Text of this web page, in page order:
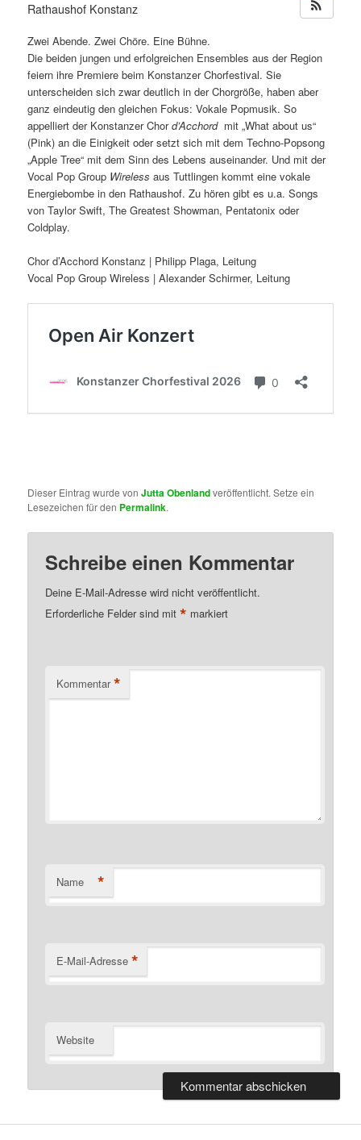
Rathaushof Konstanz
Zwei Abende. Zwei Chöre. Eine Bühne.
Die beiden jungen und erfolgreichen Ensembles aus der Region
feiern ihre Premiere beim Konstanzer Chorfestival. Sie
unterscheiden sich zwar deutlich in der Chorgröße, haben aber
ganz eindeutig den gleichen Fokus: Vokale Popmusik. So
appelliert der Konstanzer Chord’Acchordmit „What about us“
(Pink) an die Einigkeit oder setzt sich mit dem Techno-Popsong
„Apple Tree“ mit dem Sinn des Lebens auseinander. Und mit der
Vocal Pop Group Wirelessaus Tuttlingen kommt eine vokale
Energiebombe in den Rathaushof. Zu hören gibt es u.a. Songs
von Taylor Swift, The Greatest Showman, Pentatonix oder
Coldplay.
Chor d’Acchord Konstanz | Philipp Plaga, Leitung
Vocal Pop Group Wireless | Alexander Schirmer, Leitung
Dieser Eintrag wurde vonJutta Obenlandveröffentlicht. Setze ein
Lesezeichen für den Permalink.
Schreibe einen Kommentar
Deine E-Mail-Adresse wird nicht veröffentlicht.
Erforderliche Felder sind mit* markiert
Kommentar *
Name *
E-Mail-Adresse *
Website